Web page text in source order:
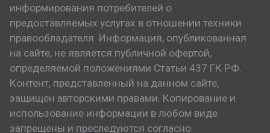
информирования потребителей о
предоставляемых услугах в отношении техники
правообладателя. Информация, опубликованная
на сайте, не является публичной офертой,
определяемой положениями Статьи 437 ГК РФ.
Контент, представленный на данном сайте,
защищен авторскими правами. Копирование и
использование информации в любом виде
запрещены и преследуются согласно